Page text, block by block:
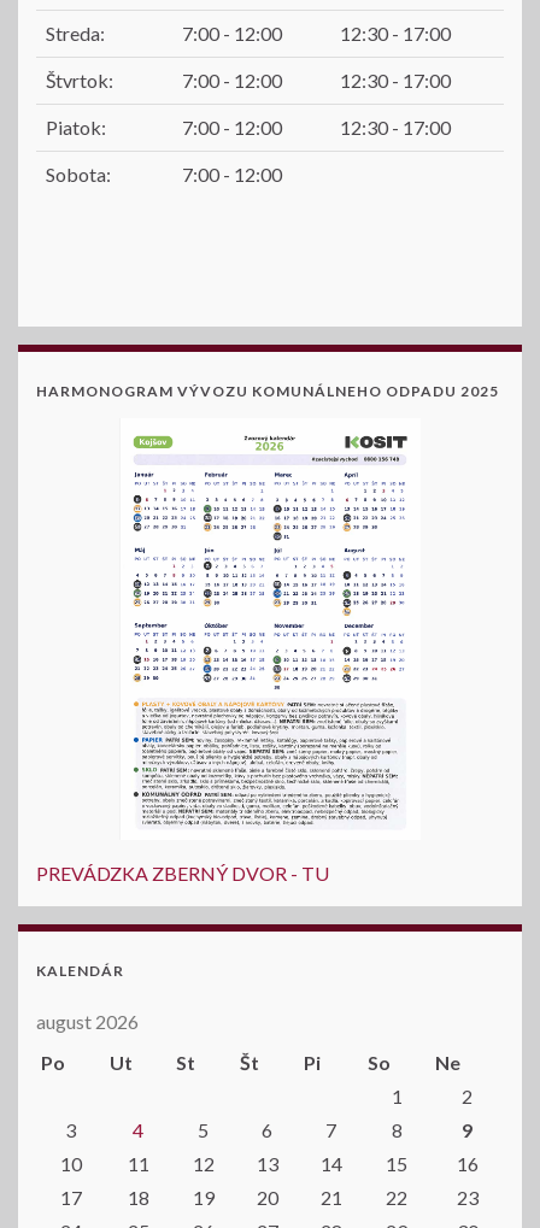
Streda: 7:00 - 12:00 12:30 - 17:00
Štvrtok: 7:00 - 12:00 12:30 - 17:00
Piatok: 7:00 - 12:00 12:30 - 17:00
Sobota: 7:00 - 12:00
HARMONOGRAM VÝVOZU KOMUNÁLNEHO ODPADU 2025
PREVÁDZKA ZBERNÝ DVOR - TU
KALENDÁR
august 2026
Po
Ut St Št Pi So
Ne
1
2
3
4 5 6 7 8
9
10
11 12 13 14 15
16
17
18 19 20 21 22
23